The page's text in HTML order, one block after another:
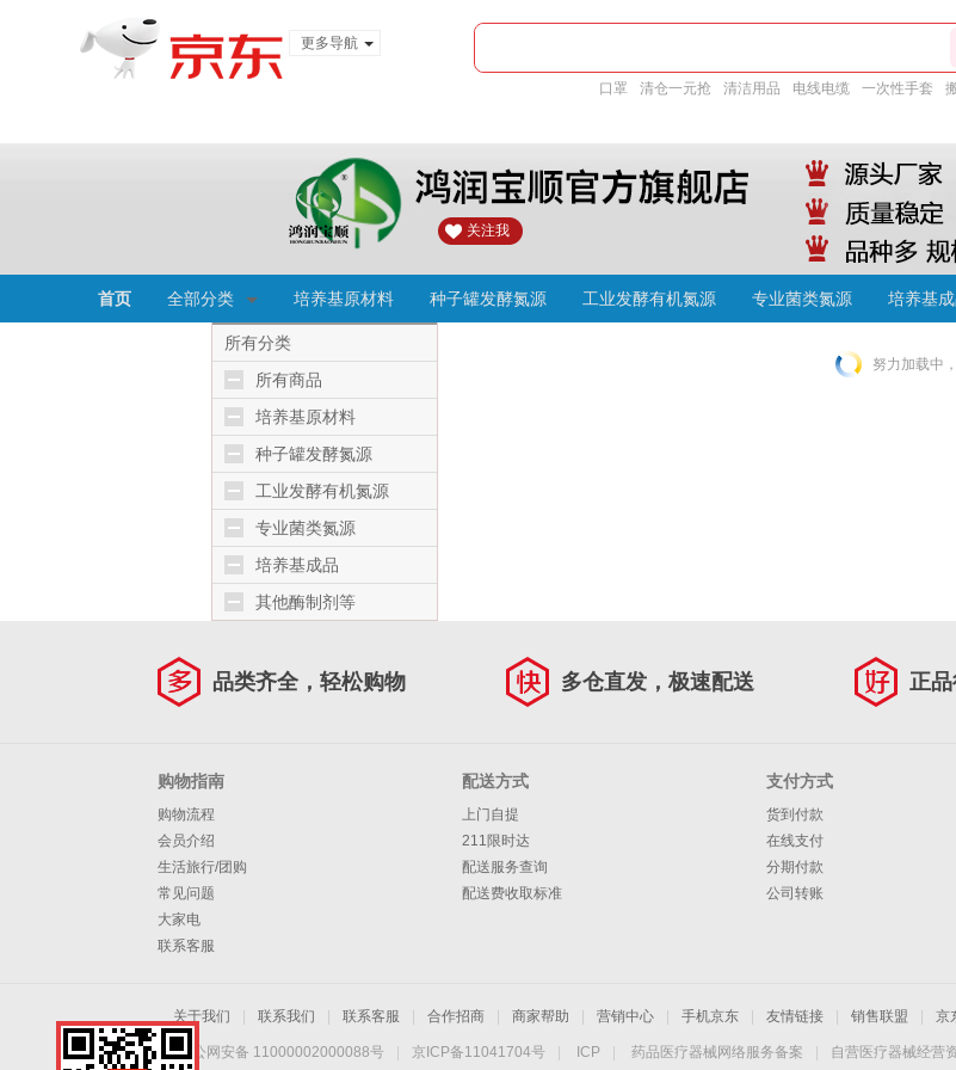
更多导航
口罩 清仓一元抢 清洁用品 电线电缆 一次性手套
关注我
首页 全部分类 培养基原材料 种子罐发酵氮源 工业发酵有机氮源 专业菌类氮源 培养基
所有分类
所有商品
培养基原材料
种子罐发酵氮源
工业发酵有机氮源
专业菌类氮源
培养基成品
其他酶制剂等
努力加载中
品类齐全，轻松购物 多仓直发，极速配送 正
购物指南
购物流程
会员介绍
生活旅行/团购
常见问题
大家电
联系客服
配送方式
上门自提
211限时达
配送服务查询
配送费收取标准
支付方式
货到付款
在线支付
分期付款
公司转账
关于我们 联系我们 联系客服 合作招商 商家帮助 营销中心 手机京东 友情链接 销售联盟 京
京公网安备 11000002000088号 京ICP备11041704号 ICP 药品医疗器械网络服务备案 自营医疗器械经营